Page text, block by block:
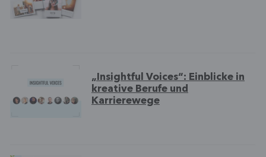
„Insightful Voices“: Einblicke in
kreative Berufe und
Karrierewege